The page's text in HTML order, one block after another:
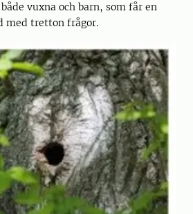
vuxna och barn, som får en
med tretton frågor.